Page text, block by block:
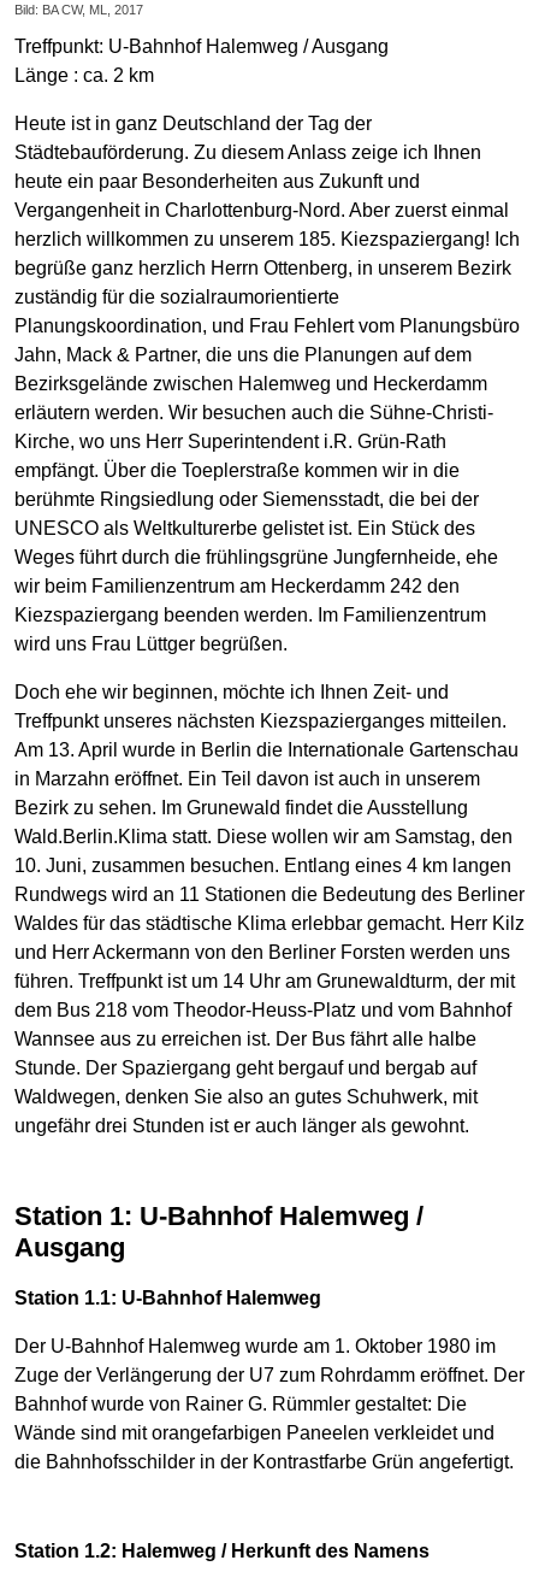
Bild: BA CW, ML, 2017
Treffpunkt: U-Bahnhof Halemweg / Ausgang
Länge : ca. 2 km
Heute ist in ganz Deutschland der Tag der
Städtebauförderung. Zu diesem Anlass zeige ich Ihnen
heute ein paar Besonderheiten aus Zukunft und
Vergangenheit in Charlottenburg-Nord. Aber zuerst einmal
herzlich willkommen zu unserem 185. Kiezspaziergang! Ich
begrüße ganz herzlich Herrn Ottenberg, in unserem Bezirk
zuständig für die sozialraumorientierte
Planungskoordination, und Frau Fehlert vom Planungsbüro
Jahn, Mack & Partner, die uns die Planungen auf dem
Bezirksgelände zwischen Halemweg und Heckerdamm
erläutern werden. Wir besuchen auch die Sühne-Christi-
Kirche, wo uns Herr Superintendent i.R. Grün-Rath
empfängt. Über die Toeplerstraße kommen wir in die
berühmte Ringsiedlung oder Siemensstadt, die bei der
UNESCO als Weltkulturerbe gelistet ist. Ein Stück des
Weges führt durch die frühlingsgrüne Jungfernheide, ehe
wir beim Familienzentrum am Heckerdamm 242 den
Kiezspaziergang beenden werden. Im Familienzentrum
wird uns Frau Lüttger begrüßen.
Doch ehe wir beginnen, möchte ich Ihnen Zeit- und
Treffpunkt unseres nächsten Kiezspazierganges mitteilen.
Am 13. April wurde in Berlin die Internationale Gartenschau
in Marzahn eröffnet. Ein Teil davon ist auch in unserem
Bezirk zu sehen. Im Grunewald findet die Ausstellung
Wald.Berlin.Klima statt. Diese wollen wir am Samstag, den
10. Juni, zusammen besuchen. Entlang eines 4 km langen
Rundwegs wird an 11 Stationen die Bedeutung des Berliner
Waldes für das städtische Klima erlebbar gemacht. Herr Kilz
und Herr Ackermann von den Berliner Forsten werden uns
führen. Treffpunkt ist um 14 Uhr am Grunewaldturm, der mit
dem Bus 218 vom Theodor-Heuss-Platz und vom Bahnhof
Wannsee aus zu erreichen ist. Der Bus fährt alle halbe
Stunde. Der Spaziergang geht bergauf und bergab auf
Waldwegen, denken Sie also an gutes Schuhwerk, mit
ungefähr drei Stunden ist er auch länger als gewohnt.
Station 1: U-Bahnhof Halemweg /
Ausgang
Station 1.1: U-Bahnhof Halemweg
Der U-Bahnhof Halemweg wurde am 1. Oktober 1980 im
Zuge der Verlängerung der U7 zum Rohrdamm eröffnet. Der
Bahnhof wurde von Rainer G. Rümmler gestaltet: Die
Wände sind mit orangefarbigen Paneelen verkleidet und
die Bahnhofsschilder in der Kontrastfarbe Grün angefertigt.
Station 1.2: Halemweg / Herkunft des Namens